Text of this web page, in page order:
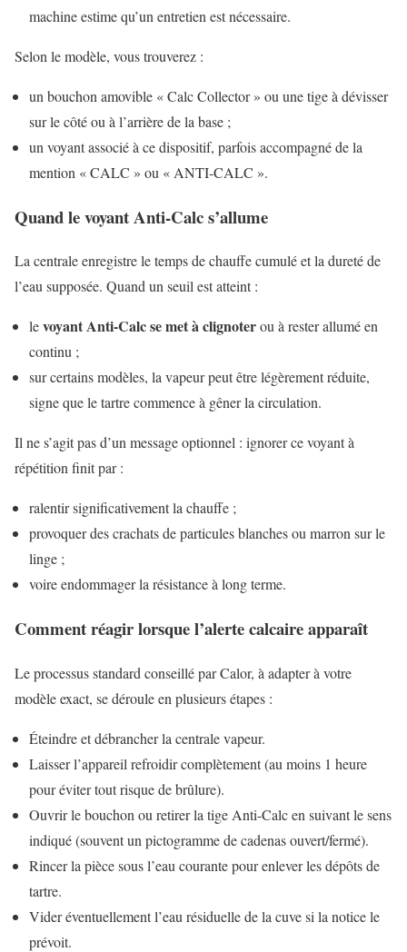
machine estime qu’un entretien est nécessaire.
Selon le modèle, vous trouverez :
un bouchon amovible « Calc Collector » ou une tige à dévisser
sur le côté ou à l’arrière de la base ;
un voyant associé à ce dispositif, parfois accompagné de la
mention « CALC » ou « ANTI-CALC ».
Quand le voyant Anti-Calc s’allume
La centrale enregistre le temps de chauffe cumulé et la dureté de
l’eau supposée. Quand un seuil est atteint :
levoyant Anti-Calc se met à clignoterou à rester allumé en
continu ;
sur certains modèles, la vapeur peut être légèrement réduite,
signe que le tartre commence à gêner la circulation.
Il ne s’agit pas d’un message optionnel : ignorer ce voyant à
répétition finit par :
ralentir significativement la chauffe ;
provoquer des crachats de particules blanches ou marron sur le
linge ;
voire endommager la résistance à long terme.
Comment réagir lorsque l’alerte calcaire apparaît
Le processus standard conseillé par Calor, à adapter à votre
modèle exact, se déroule en plusieurs étapes :
Éteindre et débrancher la centrale vapeur.
Laisser l’appareil refroidir complètement (au moins 1 heure
pour éviter tout risque de brûlure).
Ouvrir le bouchon ou retirer la tige Anti-Calc en suivant le sens
indiqué (souvent un pictogramme de cadenas ouvert/fermé).
Rincer la pièce sous l’eau courante pour enlever les dépôts de
tartre.
Vider éventuellement l’eau résiduelle de la cuve si la notice le
prévoit.